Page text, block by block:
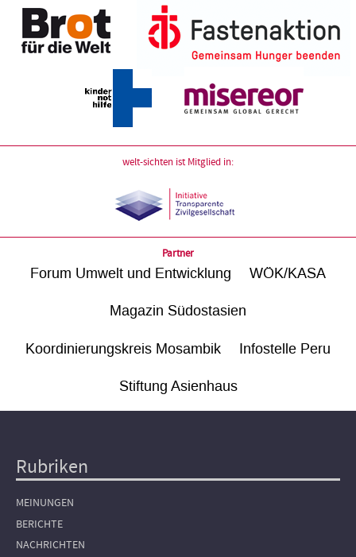
welt-sichten ist Mitglied in:
Partner
Forum Umwelt und Entwicklung WÖK/KASA
Magazin Südostasien
Koordinierungskreis Mosambik Infostelle Peru
Stiftung Asienhaus
Hauptnavigation
Rubriken
MEINUNGEN
BERICHTE
NACHRICHTEN